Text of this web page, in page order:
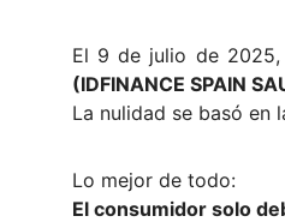
El 9 de julio de 2025,
(IDFINANCE SPAIN
La nulidad se basó en
Lo mejor de todo:
El consumidor solo